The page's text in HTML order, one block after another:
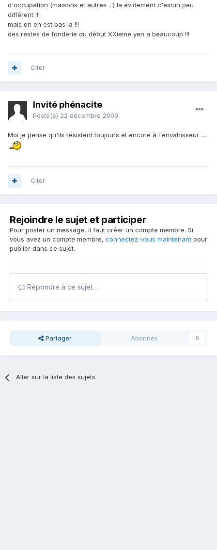
d'occupation (maisons et autres ...) la évidement c'estun peu
différent !!!
mais on en est pas la !!!
des restes de fonderie du début XXieme yen a beaucoup !!!
Citer
Invité phénacite
Posté(e) 22 décembre 2009
Moi je pense qu'ils résistent toujours et encore à l'envahisseur ....
Citer
Rejoindre le sujet et participer
Pour poster un message, il faut créer un compte membre. Si
vous avez un compte membre, connectez-vous maintenant pour
publier dans ce sujet.
Répondre à ce sujet…
Partager Abonnés 0
Aller sur la liste des sujets